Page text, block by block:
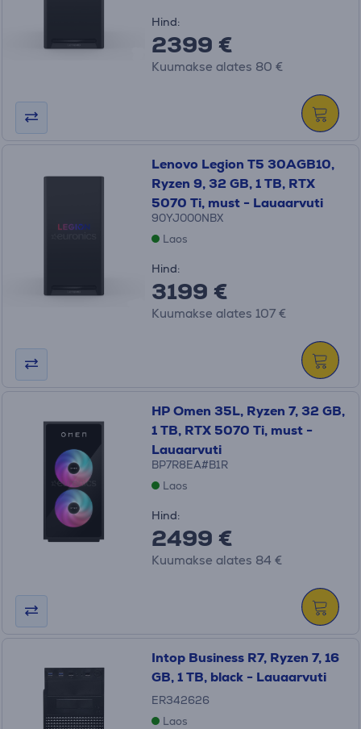
Hind:
2399 €
Kuumakse alates 80 €
Lenovo Legion T5 30AGB10,
Ryzen 9, 32 GB, 1 TB, RTX
5070 Ti, must - Lauaarvuti
90YJ000NBX
Laos
Hind:
3199 €
Kuumakse alates 107 €
HP Omen 35L, Ryzen 7, 32 GB,
1 TB, RTX 5070 Ti, must -
Lauaarvuti
BP7R8EA#B1R
Laos
Hind:
2499 €
Kuumakse alates 84 €
Intop Business R7, Ryzen 7, 16
GB, 1 TB, black - Lauaarvuti
ER342626
Laos